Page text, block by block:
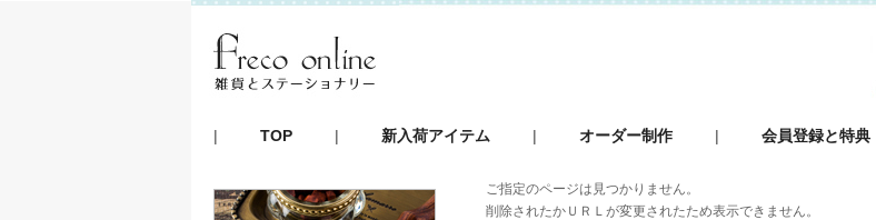
TOP 新入荷アイテム オーダー制作 会員登録と特典
ご指定のページは見つかりません。
削除されたかＵＲＬが変更されたため表示できません。